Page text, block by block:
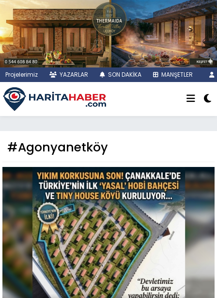
Projelerimiz YAZARLAR SON DAKİKA MANŞETLER
#Agonyanetköy